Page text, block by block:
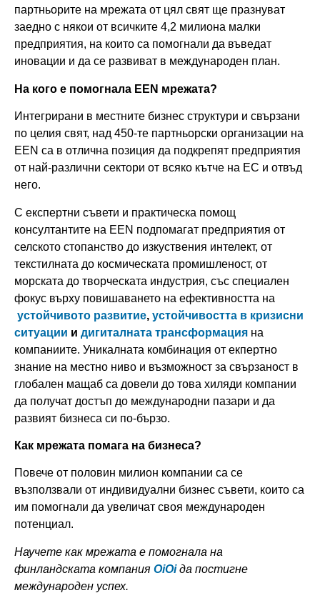
партньорите на мрежата от цял свят ще празнуват
заедно с някои от всичките 4,2 милиона малки
предприятия, на които са помогнали да въведат
иновации и да се развиват в международен план.
На кого е помогнала EEN мрежата?
Интегрирани в местните бизнес структури и свързани
по целия свят, над 450-те партньорски организации на
EEN са в отлична позиция да подкрепят предприятия
от най-различни сектори от всяко кътче на ЕС и отвъд
него.
С експертни съвети и практическа помощ
консултантите на EEN подпомагат предприятия от
селското стопанство до изкуствения интелект, от
текстилната до космическата промишленост, от
морската до творческата индустрия, със специален
фокус върху повишаването на ефективността на
устойчивото развитие, устойчивостта в кризисни
ситуации и дигиталната трансформация на
компаниите. Уникалната комбинация от екпертно
знание на местно ниво и възможност за свързаност в
глобален мащаб са довели до това хиляди компании
да получат достъп до международни пазари и да
развият бизнеса си по-бързо.
Как мрежата помага на бизнеса?
Повече от половин милион компании са се
възползвали от индивидуални бизнес съвети, които са
им помогнали да увеличат своя международен
потенциал.
Научете как мрежата е помогнала на
финландската компания OiOiда постигне
международен успех.